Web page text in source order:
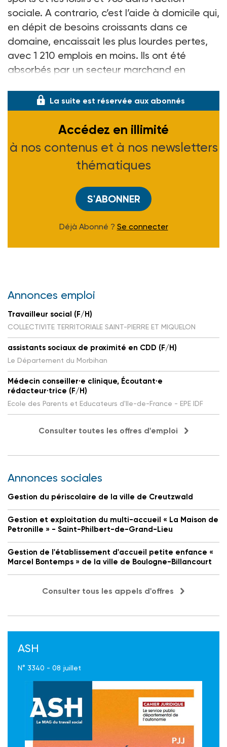
sociale. A contrario, c’est l’aide à domicile qui,
en dépit de besoins croissants dans ce
domaine, encaissait les plus lourdes pertes,
avec 1 210 emplois en moins. Ils ont été
absorbés par un secteur marchand en
La suite est réservée aux abonnés
Accédez en illimité
à nos contenus et à nos newsletters
thématiques
S'ABONNER
Déjà Abonné ? Se connecter
Annonces emploi
Travailleur social (F/H)
COLLECTIVITE TERRITORIALE SAINT-PIERRE ET MIQUELON
assistants sociaux de proximité en CDD (F/H)
Le Département du Morbihan
Médecin conseiller·e clinique, Écoutant·e
rédacteur·trice (F/H)
Ecole des Parents et Educateurs d'Ile-de-France - EPE IDF
Consulter toutes les offres d'emploi
Annonces sociales
Gestion du périscolaire de la ville de Creutzwald
Gestion et exploitation du multi-accueil « La Maison de
Petronille » - Saint-Philbert-de-Grand-Lieu
Gestion de l'établissement d'accueil petite enfance «
Marcel Bontemps » de la ville de Boulogne-Billancourt
Consulter tous les appels d'offres
ASH
N° 3340 - 08 juillet